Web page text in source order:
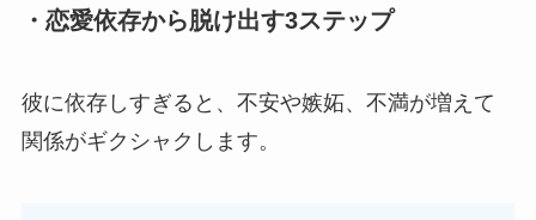
・恋愛依存から脱け出す3ステップ
彼に依存しすぎると、不安や嫉妬、不満が増えて
関係がギクシャクします。